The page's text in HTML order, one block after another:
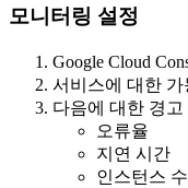
모니터링 설정
Google Cloud
서비스에 대한
다음에 대한 경고
오류율
지연 시간
인스턴스 수